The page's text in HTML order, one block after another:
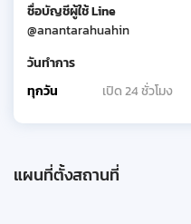
ชื่อบัญชีผู้ใช้ Line
@anantarahuahin
วันทำการ
ทุกวัน
เปิด 24 ชั่วโมง
แผนที่ตั้งสถานที่